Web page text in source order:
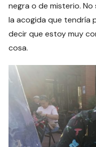
negra o de misterio.
la acogida que tendría
decir que estoy muy
cosa.